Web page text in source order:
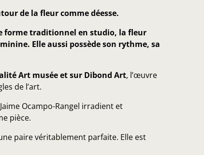
de la fleur comme déesse.
forme traditionnel en studio, la fleur
Elle aussi possède son rythme, sa
Art musée et sur Dibond Art, l’œuvre
de l’art.
Ocampo-Rangel irradient et
pièce.
paire véritablement parfaite. Elle est